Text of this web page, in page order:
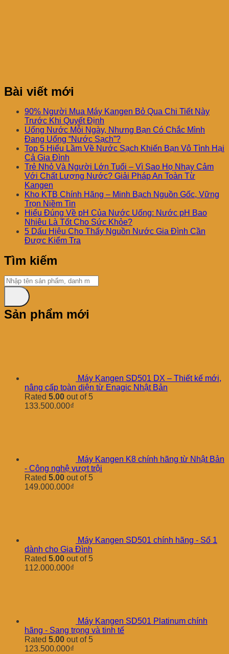
Bài viết mới
90% Người Mua Máy Kangen Bỏ Qua Chi Tiết Này
Trước Khi Quyết Định
Uống Nước Mỗi Ngày, Nhưng Bạn Có Chắc Mình
Đang Uống “Nước Sạch”?
Top 5 Hiểu Lầm Về Nước Sạch Khiến Bạn Vô Tình Hại
Cả Gia Đình
Trẻ Nhỏ Và Người Lớn Tuổi – Vì Sao Họ Nhạy Cảm
Với Chất Lượng Nước? Giải Pháp An Toàn Từ
Kangen
Kho KTB Chính Hãng – Minh Bạch Nguồn Gốc, Vững
Trọn Niềm Tin
Hiểu Đúng Về pH Của Nước Uống: Nước pH Bao
Nhiêu Là Tốt Cho Sức Khỏe?
5 Dấu Hiệu Cho Thấy Nguồn Nước Gia Đình Cần
Được Kiểm Tra
Tìm kiếm
Sản phẩm mới
Máy Kangen SD501 DX – Thiết kế mới,
nâng cấp toàn diện từ Enagic Nhật Bản
Rated 5.00 out of 5
133.500.000₫
Máy Kangen K8 chính hãng từ Nhật Bản
- Công nghệ vượt trội
Rated 5.00 out of 5
149.000.000₫
Máy Kangen SD501 chính hãng - Số 1
dành cho Gia Đình
Rated 5.00 out of 5
112.000.000₫
Máy Kangen SD501 Platinum chính
hãng - Sang trọng và tinh tế
Rated 5.00 out of 5
123.500.000₫